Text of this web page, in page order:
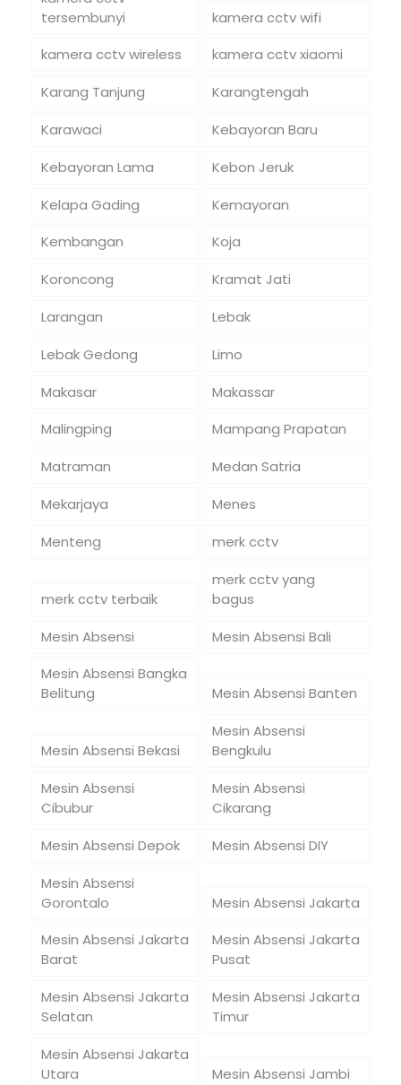
tersembunyi
kamera cctv wifi
kamera cctv wireless
kamera cctv xiaomi
Karang Tanjung
Karangtengah
Karawaci
Kebayoran Baru
Kebayoran Lama
Kebon Jeruk
Kelapa Gading
Kemayoran
Kembangan
Koja
Koroncong
Kramat Jati
Larangan
Lebak
Lebak Gedong
Limo
Makasar
Makassar
Malingping
Mampang Prapatan
Matraman
Medan Satria
Mekarjaya
Menes
Menteng
merk cctv
merk cctv terbaik
merk cctv yang
bagus
Mesin Absensi
Mesin Absensi Bali
Mesin Absensi Bangka
Belitung
Mesin Absensi Banten
Mesin Absensi Bekasi
Mesin Absensi
Bengkulu
Mesin Absensi
Cibubur
Mesin Absensi
Cikarang
Mesin Absensi Depok
Mesin Absensi DIY
Mesin Absensi
Gorontalo
Mesin Absensi Jakarta
Mesin Absensi Jakarta
Barat
Mesin Absensi Jakarta
Pusat
Mesin Absensi Jakarta
Selatan
Mesin Absensi Jakarta
Timur
Mesin Absensi Jakarta
Utara
Mesin Absensi Jambi